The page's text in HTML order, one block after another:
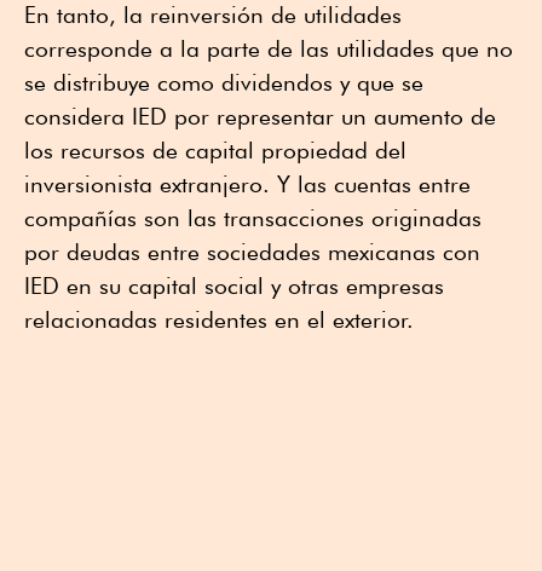
En tanto, la reinversión de utilidades
corresponde a la parte de las utilidades que no
se distribuye como dividendos y que se
considera IED por representar un aumento de
los recursos de capital propiedad del
inversionista extranjero. Y las cuentas entre
compañías son las transacciones originadas
por deudas entre sociedades mexicanas con
IED en su capital social y otras empresas
relacionadas residentes en el exterior.